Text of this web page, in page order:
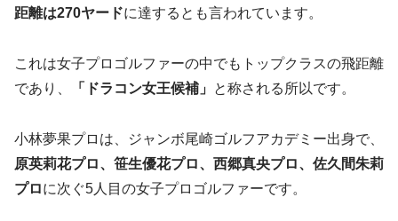
距離は270ヤードに達するとも言われています。
これは女子プロゴルファーの中でもトップクラスの飛距離
であり、
「ドラコン女王候補」 と称される所以です。
小林夢果プロは、ジャンボ尾崎ゴルフアカデミー出身で、
原英莉花プロ、笹生優花プロ、西郷真央プロ、佐久間朱莉
プロに次ぐ5人目の女子プロゴルファーです。